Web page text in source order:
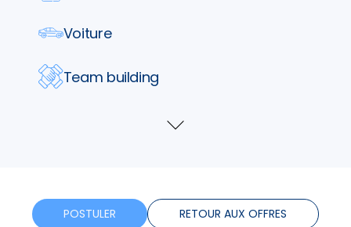
Voiture
Team building
Telephone
Voir
POSTULER RETOUR AUX OFFRES